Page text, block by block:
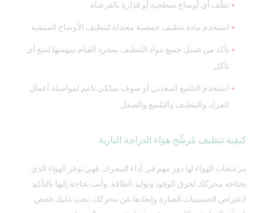
نظّف أي أوساخ سطحية أو قذارة بالفرشاة
استخدم مادة تنظيف حمضية معتدلة لتنظيف الأوساخ المتبقية
تأكد من غسل جميع مواد التنظيف بمجرد القيام بمهمتها لمنع أي
تآكل
استخدم التلميع المعدني أو صوف سلكي ناعم لمواصلة أعمال
الفرك والتنظيف والتلميع والصقل
كيفية تنظيف مُرشِّح هواء الدراجة النارية
مرشحات الهواء لها دور مهم في أداء المحرك. فهي توفر الهواء الذي
يحتاجه محركك لحرق الوقود وتوليد الطاقة. وأنت بحاجة إليها بالتأكيد
لاعتراض الجسيمات الضارة وإبعادها عن محركك. يجب عليك فحص